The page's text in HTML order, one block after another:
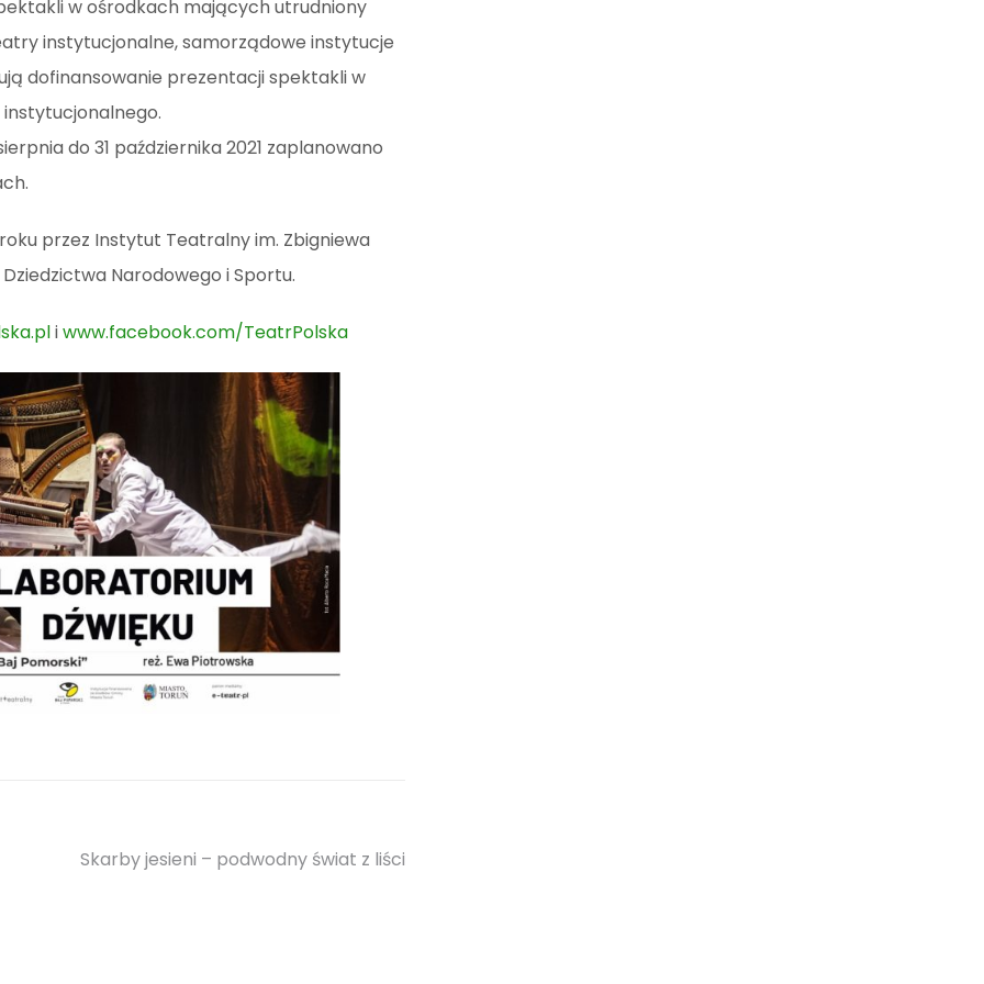
w ośrodkach mających utrudniony
instytucjonalne, samorządowe instytucje
dofinansowanie prezentacji spektakli w
do 31 października 2021 zaplanowano
przez Instytut Teatralny im. Zbigniewa
Narodowego i Sportu.
iwww.facebook.com/TeatrPolska
Skarby jesieni – podwodny świat z liści